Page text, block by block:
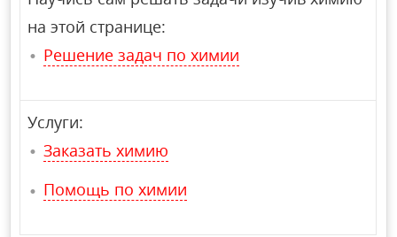
на этой странице:
Решение задач по химии
Услуги:
Заказать химию
Помощь по химии